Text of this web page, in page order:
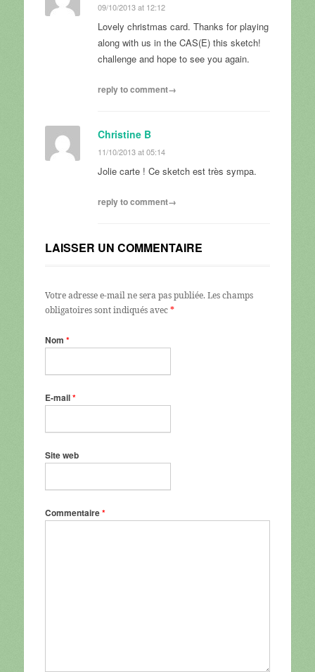
09/10/2013 at 12:12
Lovely christmas card. Thanks for playing
along with us in the CAS(E) this sketch!
challenge and hope to see you again.
reply to comment→
Christine B
11/10/2013 at 05:14
Jolie carte ! Ce sketch est très sympa.
reply to comment→
LAISSER UN COMMENTAIRE
Votre adresse e-mail ne sera pas publiée. Les champs
obligatoires sont indiqués avec*
Nom *
E-mail*
Site web
Commentaire*